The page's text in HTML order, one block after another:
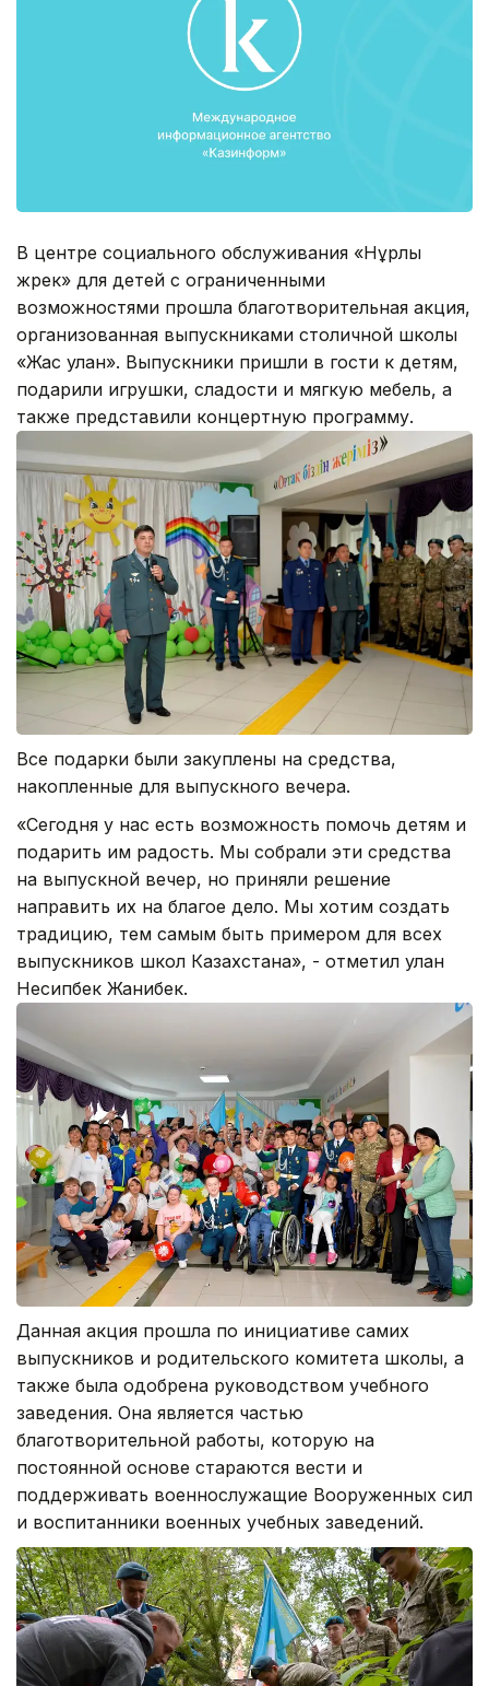
В центре социального обслуживания «Нұрлы
жүрек» для детей с ограниченными
возможностями прошла благотворительная акция,
организованная выпускниками столичной школы
«Жас улан». Выпускники пришли в гости к детям,
подарили игрушки, сладости и мягкую мебель, а
также представили концертную программу.
Все подарки были закуплены на средства,
накопленные для выпускного вечера.
«Сегодня у нас есть возможность помочь детям и
подарить им радость. Мы собрали эти средства
на выпускной вечер, но приняли решение
направить их на благое дело. Мы хотим создать
традицию, тем самым быть примером для всех
выпускников школ Казахстана», - отметил улан
Несипбек Жанибек.
Данная акция прошла по инициативе самих
выпускников и родительского комитета школы, а
также была одобрена руководством учебного
заведения. Она является частью
благотворительной работы, которую на
постоянной основе стараются вести и
поддерживать военнослужащие Вооруженных сил
и воспитанники военных учебных заведений.